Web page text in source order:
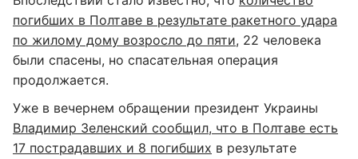
погибших в Полтаве в результате ракетного удара
по жилому дому возросло до пяти, 22 человека
были спасены, но спасательная операция
продолжается.
Уже в вечернем обращении президент Украины
Владимир Зеленский сообщил, что в Полтаве есть
17 пострадавших и 8 погибших в результате